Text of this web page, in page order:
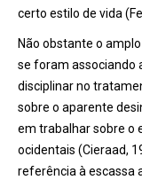
certo estilo de vida
Não obstante o
se foram associando
disciplinar no
sobre o aparente
em trabalhar sobre o
ocidentais (Cieraad,
referência à escassa